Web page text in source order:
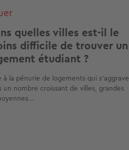
quelles villes est-il le
difficile de trouver un
étudiant ?
à la pénurie de logements qui s’aggrave
un nombre croissant de villes, grandes